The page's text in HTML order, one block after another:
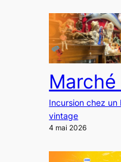
Incursion chez un
vintage
4 mai 2026